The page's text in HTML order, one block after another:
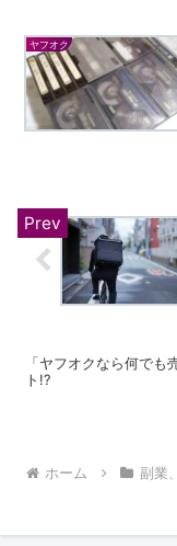
ヤフオク
「ヤフオクなら何でも
ト!?
ホーム 副業